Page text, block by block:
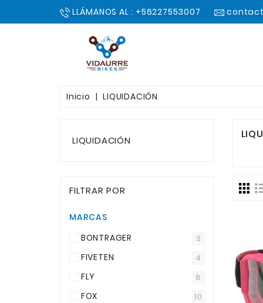
LLÁMANOS AL : +56227553007
Inicio LIQUIDACIÓN
LIQUIDACIÓN
FILTRAR POR
MARCAS
BONTRAGER
3
FIVETEN 4
FLY 8
FOX 10